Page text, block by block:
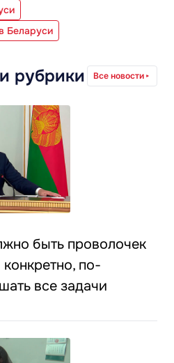
Беларуси
рубрики Все новости
быть проволочек
по-
все задачи